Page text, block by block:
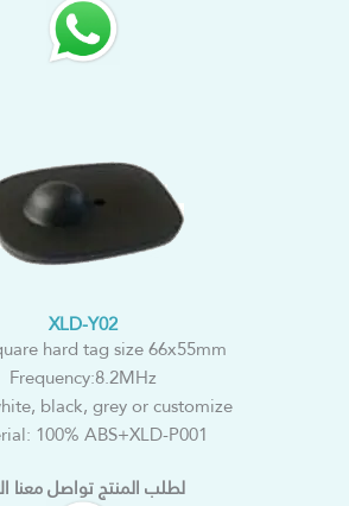
XLD-Y02
hard tag size 66x55mm
Frequency:8.2MHz
black, grey or customize
100% ABS+XLD-P001
لطلب المنتج تواصل معنا